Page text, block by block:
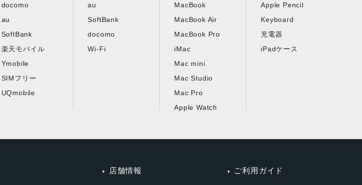
docomo
au
SoftBank
楽天モバイル
Ymobile
SIMフリー
UQmobile
au
SoftBank
docomo
Wi-Fi
MacBook
MacBook Air
MacBook Pro
iMac
Mac mini
Mac Studio
Mac Pro
Apple Watch
Apple Pencil
Keyboard
充電器
iPadケース
店舗情報 ご利用ガイド